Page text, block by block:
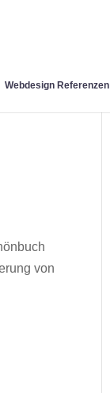
Webdesign Referenzen
von